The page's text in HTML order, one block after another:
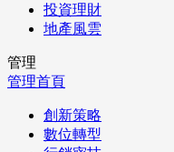
投資理財
地產風雲
管理
管理首頁
創新策略
數位轉型